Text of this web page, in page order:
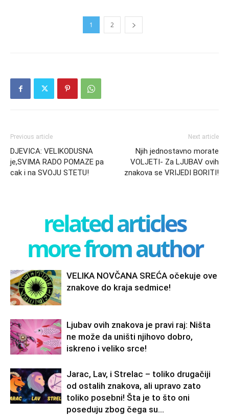
1 2
Previous article
DJEVICA: VELIKODUSNA
je,SVIMA RADO POMAZE pa
cak i na SVOJU STETU!
Next article
Njih jednostavno morate
VOLJETI- Za LJUBAV ovih
znakova se VRIJEDI BORITI!
related articles
more from author
VELIKA NOVČANA SREĆA očekuje ove
znakove do kraja sedmice!
Ljubav ovih znakova je pravi raj: Ništa
ne može da uništi njihovo dobro,
iskreno i veliko srce!
Jarac, Lav, i Strelac – toliko drugačiji
od ostalih znakova, ali upravo zato
toliko posebni! Šta je to što oni
poseduju zbog čega su...